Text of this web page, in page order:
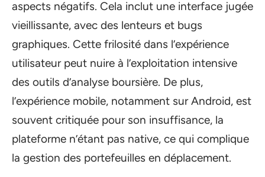
aspects négatifs. Cela inclut une interface jugée
vieillissante, avec des lenteurs et bugs
graphiques. Cette frilosité dans l’expérience
utilisateur peut nuire à l’exploitation intensive
des outils d’analyse boursière. De plus,
l’expérience mobile, notamment sur Android, est
souvent critiquée pour son insuffisance, la
plateforme n’étant pas native, ce qui complique
la gestion des portefeuilles en déplacement.